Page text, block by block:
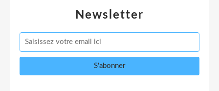
Newsletter